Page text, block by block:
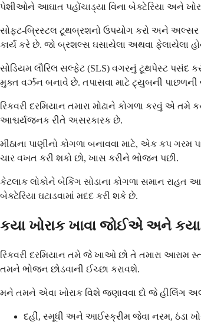
પેશીઓને આઘાત પહોંચાડ્યા વિના બેક્ટેરિયા અને
સોફ્ટ-બ્રિસ્ટલ ટૂથબ્રશનો ઉપયોગ કરો અને અલ્સર
કાર્ય કરે છે. જો બ્રશલ્સ ઘસાયેલા અથવા ફેલાયેલા
સોડિયમ લૌરિલ સલ્ફેટ (SLS) વગરનું ટૂથપેસ્ટ પસંદ
મુક્ત વર્ઝન બનાવે છે. તપાસવા માટે ટ્યુબની પાછળની
રિકવરી દરમિયાન તમારા મોઢાને કોગળા કરવું એ
આશ્ચર્યજનક રીતે અસરકારક છે.
મીઠાના પાણીનો કોગળા બનાવવા માટે, એક કપ
ચાર વખત કરી શકો છો, ખાસ કરીને ભોજન પછી.
કેટલાક લોકોને બેકિંગ સોડાના કોગળા સમાન
બેક્ટેરિયા ઘટાડવામાં મદદ કરી શકે છે.
કયા ખોરાક ખાવા જોઈએ અને
રિકવરી દરમિયાન તમે જે ખાઓ છો તે તમારા આરામ
તમને ભોજન છોડવાની ઈચ્છા કરાવશે.
મને તમને એવા ખોરાક વિશે જણાવવા દો જે હીલિંગ
દહીં, સ્મૂધી અને આઈસ્ક્રીમ જેવા નરમ, ઠંડા